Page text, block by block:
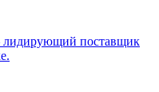
поставщик